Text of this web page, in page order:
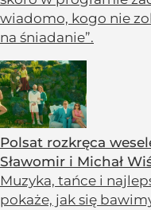
wiadomo, kogo nie
na śniadanie”.
Polsat rozkręca
Sławomir i Michał
Muzyka, tańce i
pokaże, jak się